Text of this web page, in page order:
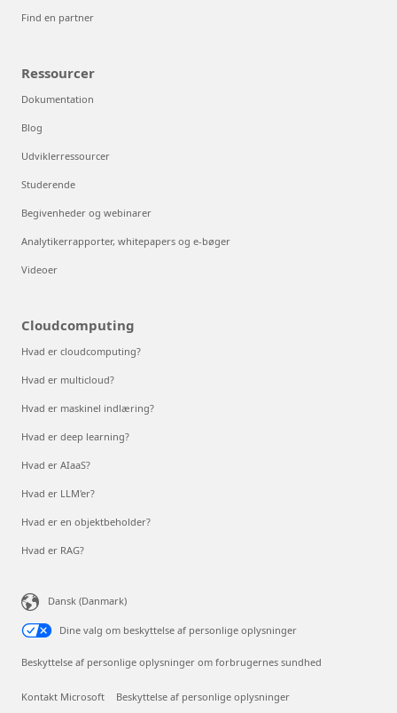
Find en partner
Ressourcer
Dokumentation
Blog
Udviklerressourcer
Studerende
Begivenheder og webinarer
Analytikerrapporter, whitepapers og e-bøger
Videoer
Cloudcomputing
Hvad er cloudcomputing?
Hvad er multicloud?
Hvad er maskinel indlæring?
Hvad er deep learning?
Hvad er AIaaS?
Hvad er LLM'er?
Hvad er en objektbeholder?
Hvad er RAG?
Dansk (Danmark)
Dine valg om beskyttelse af personlige oplysninger
Beskyttelse af personlige oplysninger om forbrugernes sundhed
Kontakt Microsoft Beskyttelse af personlige oplysninger